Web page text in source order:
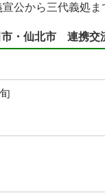
公から三代義処
・仙北市 連携交